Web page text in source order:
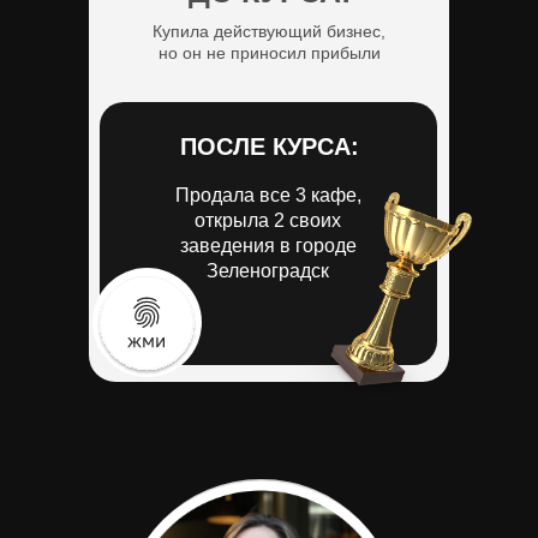
ДО КУРСА:
Открыл уникальную
пышечную
с Ленинградскими
и Уральскими пышками
Купила действующий бизнес,
но он не приносил прибыли
ПОСЛЕ КУРСА:
Продала все 3 кафе,
открыла 2 своих
заведения в городе
Зеленоградск